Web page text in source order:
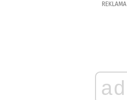
REKLAMA
ad